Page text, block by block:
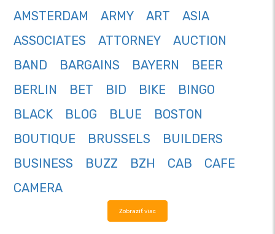
AMSTERDAM
ARMY ART
ASIA
ASSOCIATES
ATTORNEY
AUCTION
BAND
BARGAINS BAYERN
BEER
BERLIN
BET BID BIKE
BINGO
BLACK
BLOG BLUE
BOSTON
BOUTIQUE
BRUSSELS
BUILDERS
BUSINESS
BUZZ BZH CAB
CAFE
CAMERA
Zobraziť viac